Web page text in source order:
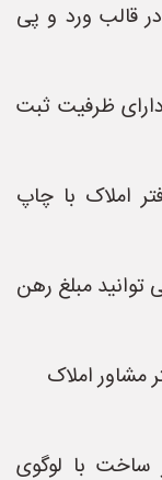
قالب ورد و پی
ظرفیت ثبت
املاک با چاپ
توانید مبلغ رهن
مشاور املاک
ساخت با لوگوی